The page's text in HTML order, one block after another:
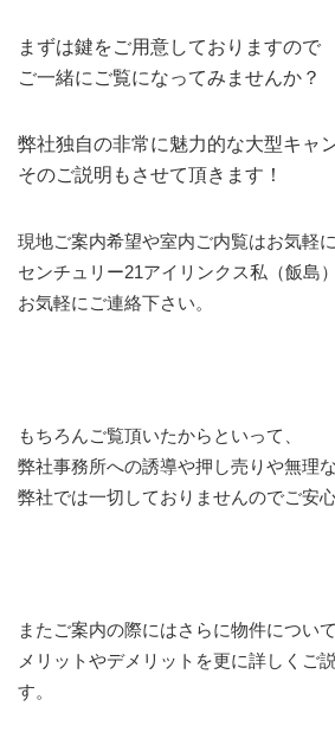
まずは鍵をご用意しておりますので
ご一緒にご覧になってみませんか？
弊社独自の非常に魅力的な大型キャ
そのご説明もさせて頂きます！
現地ご案内希望や室内ご内覧はお気軽に
センチュリー21アイリンクス私（飯島
お気軽にご連絡下さい。
もちろんご覧頂いたからといって、
弊社事務所への誘導や押し売りや無理
弊社では一切しておりませんのでご安心
またご案内の際にはさらに物件につい
メリットやデメリットを更に詳しくご
す。